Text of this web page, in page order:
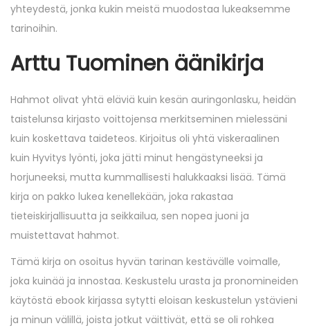
yhteydestä, jonka kukin meistä muodostaa lukeaksemme
tarinoihin.
Arttu Tuominen äänikirja
Hahmot olivat yhtä eläviä kuin kesän auringonlasku, heidän
taistelunsa kirjasto voittojensa merkitseminen mielessäni
kuin koskettava taideteos. Kirjoitus oli yhtä viskeraalinen
kuin Hyvitys lyönti, joka jätti minut hengästyneeksi ja
horjuneeksi, mutta kummallisesti halukkaaksi lisää. Tämä
kirja on pakko lukea kenellekään, joka rakastaa
tieteiskirjallisuutta ja seikkailua, sen nopea juoni ja
muistettavat hahmot.
Tämä kirja on osoitus hyvän tarinan kestävälle voimalle,
joka kuinää ja innostaa. Keskustelu urasta ja pronomineiden
käytöstä ebook kirjassa sytytti eloisan keskustelun ystävieni
ja minun välillä, joista jotkut väittivät, että se oli rohkea